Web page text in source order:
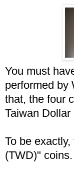
You must
performed by
that, the four
Taiwan Dollar
To be
(TWD)" coins.